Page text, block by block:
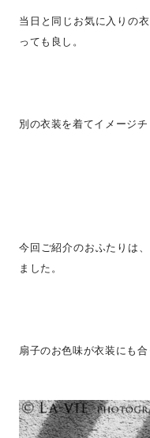
当日と同じお気に入りの
っても良し。
別の衣装を着てイメージ
今回ご紹介のおふたりは
ました。
扇子のお色味が衣装にも